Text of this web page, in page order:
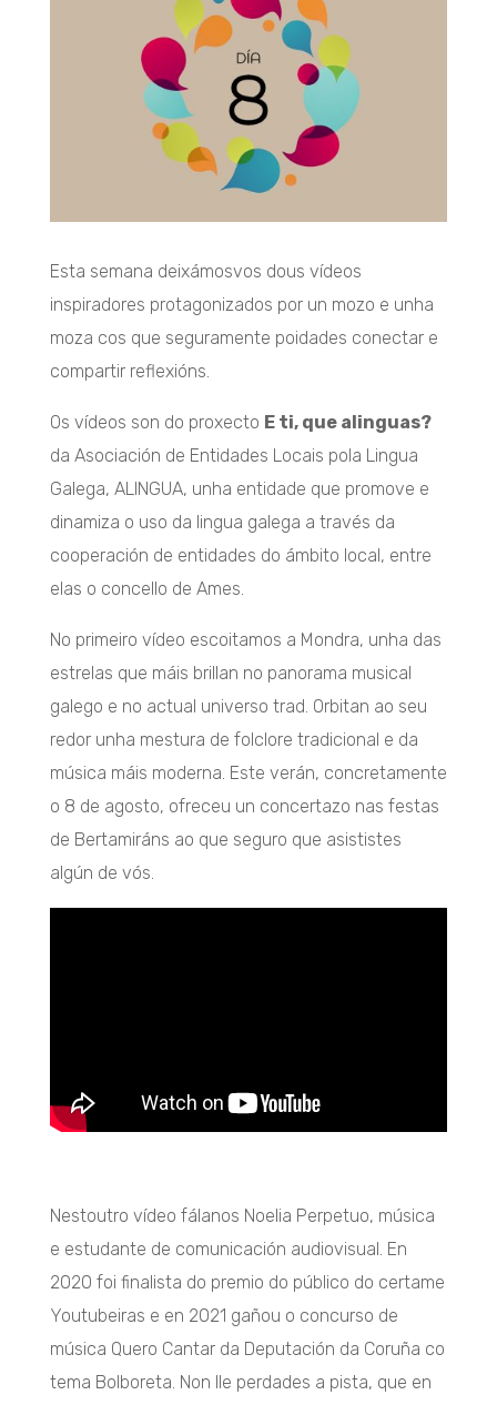
Esta semana deixámosvos dous vídeos
inspiradores protagonizados por un mozo e unha
moza cos que seguramente poidades conectar e
compartir reflexións.
Os vídeos son do proxecto E ti, que alinguas?
da Asociación de Entidades Locais pola Lingua
Galega, ALINGUA, unha entidade que promove e
dinamiza o uso da lingua galega a través da
cooperación de entidades do ámbito local, entre
elas o concello de Ames.
No primeiro vídeo escoitamos a Mondra, unha das
estrelas que máis brillan no panorama musical
galego e no actual universo trad. Orbitan ao seu
redor unha mestura de folclore tradicional e da
música máis moderna. Este verán, concretamente
o 8 de agosto, ofreceu un concertazo nas festas
de Bertamiráns ao que seguro que asististes
algún de vós.
Nestoutro vídeo fálanos Noelia Perpetuo, música
e estudante de comunicación audiovisual. En
2020 foi finalista do premio do público do certame
Youtubeiras e en 2021 gañou o concurso de
música Quero Cantar da Deputación da Coruña co
tema Bolboreta. Non lle perdades a pista, que en